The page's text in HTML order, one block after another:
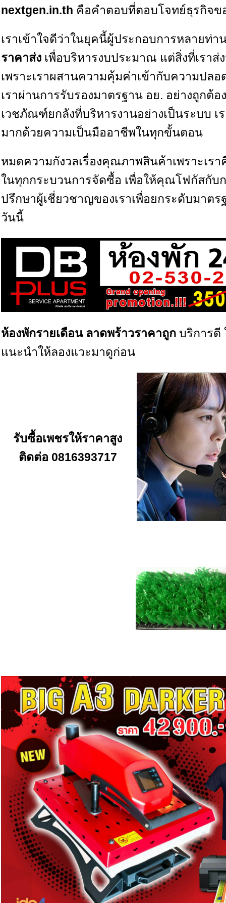
nextgen.in.th คือคำตอบที่ตอบโจทย์ธุรกิจ
เราเข้าใจดีว่าในยุคนี้ผู้ประกอบการหลายท่า
ราคาส่ง เพื่อบริหารงบประมาณ แต่สิ่งที่เราส่
เพราะเราผสานความคุ้มค่าเข้ากับความปล
เราผ่านการรับรองมาตรฐาน อย. อย่างถูกต้
เวชภัณฑ์ยกลังที่บริหารงานอย่างเป็นระบบ เ
มากด้วยความเป็นมืออาชีพในทุกขั้นตอน
หมดความกังวลเรื่องคุณภาพสินค้าเพราะเร
ในทุกกระบวนการจัดซื้อ เพื่อให้คุณโฟกัสกับ
ปรึกษาผู้เชี่ยวชาญของเราเพื่อยกระดับมาต
วันนี้
ห้องพักรายเดือน ลาดพร้าวราคาถูก บริการดี
แนะนำให้ลองแวะมาดูก่อน
รับซื้อเพชรให้ราคาสูง
ติดต่อ 0816393717